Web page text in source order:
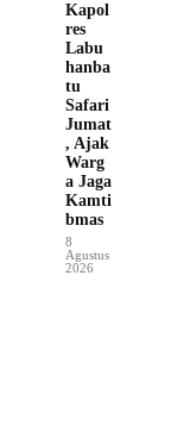
Kapol
res
Labu
hanba
tu
Safari
Jumat
, Ajak
Warg
a Jaga
Kamti
bmas
8
Agustus
2026